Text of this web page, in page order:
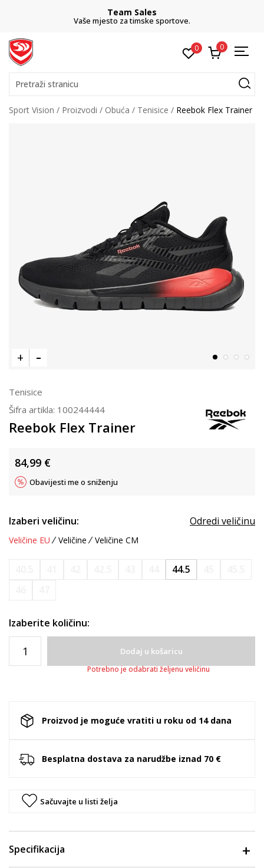
Team Sales
Vaše mjesto za timske sportove.
0 0
Pretraži stranicu
Sport Vision Proizvodi Obuća Tenisice Reebok Flex Trainer
Tenisice
Šifra artikla: 100244444
Reebok Flex Trainer
84,99 €
Obavijesti me o sniženju
Izaberi veličinu: Odredi veličinu
Veličine EU Veličine Veličine CM
44.5
Izaberite količinu:
Dodaj u košaricu
Potrebno je odabrati željenu veličinu
Proizvod je moguće vratiti u roku od 14 dana
Besplatna dostava za narudžbe iznad 70 €
Sačuvajte u listi želja
Specifikacija